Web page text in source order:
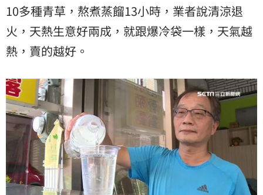
10多種青草，熬煮蒸餾13小時，業者說清涼退
火，天熱生意好兩成，就跟爆冷袋一樣，天氣越
熱，賣的越好。